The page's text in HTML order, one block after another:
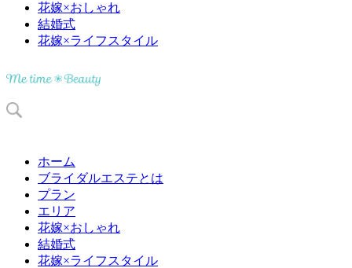
花嫁×おしゃれ
結婚式
花嫁×ライフスタイル
ホーム
ブライダルエステとは
プラン
エリア
花嫁×おしゃれ
結婚式
花嫁×ライフスタイル